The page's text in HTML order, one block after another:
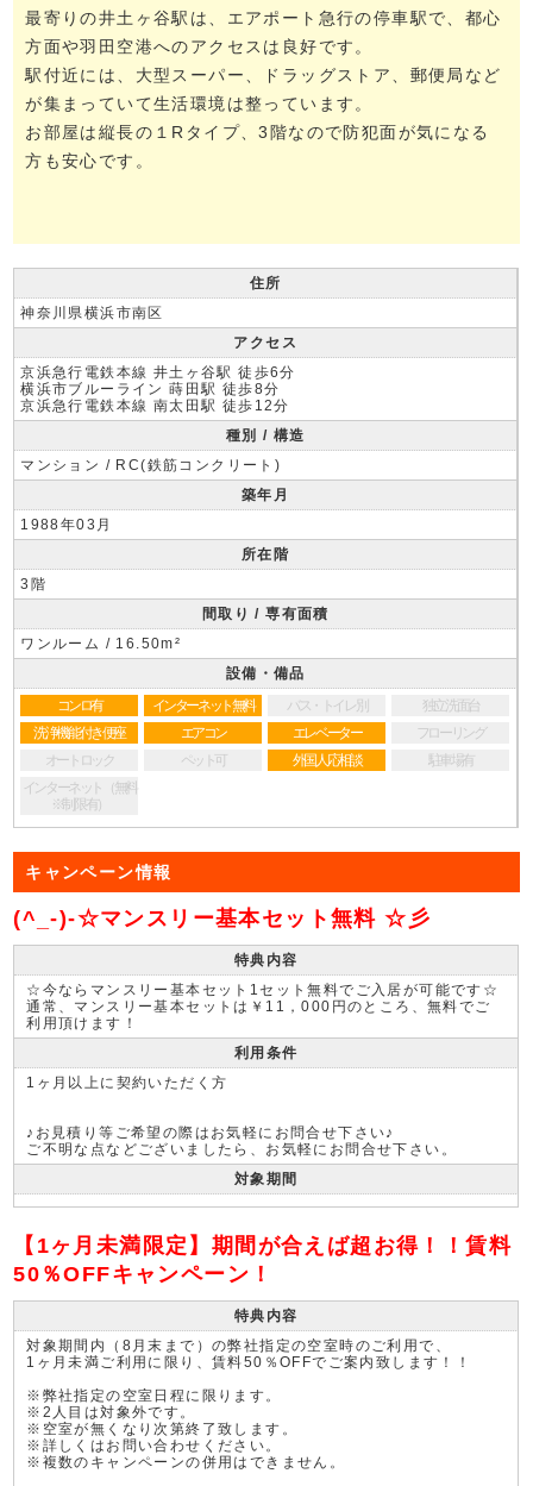
最寄りの井土ヶ谷駅は、エアポート急行の停車駅で、都心
方面や羽田空港へのアクセスは良好です。
駅付近には、大型スーパー、ドラッグストア、郵便局など
が集まっていて生活環境は整っています。
お部屋は縦長の１Rタイプ、3階なので防犯面が気になる
方も安心です。
住所
神奈川県横浜市南区
アクセス
京浜急行電鉄本線 井土ヶ谷駅 徒歩6分
横浜市ブルーライン 蒔田駅 徒歩8分
京浜急行電鉄本線 南太田駅 徒歩12分
種別 / 構造
マンション / RC(鉄筋コンクリート)
築年月
1988年03月
所在階
3階
間取り / 専有面積
ワンルーム / 16.50m²
設備・備品
コンロ有
インターネット無料 バス・トイレ別
独立洗面台
洗浄機能付き便座
エアコン エレベーター
フローリング
オートロック
ペット可 外国人応相談
駐車場有
インターネット（無料
※制限有）
キャンペーン情報
(^_-)-☆マンスリー基本セット無料 ☆彡
特典内容
☆今ならマンスリー基本セット1セット無料でご入居が可能です☆
通常、マンスリー基本セットは￥11，000円のところ、無料でご
利用頂けます！
利用条件
1ヶ月以上に契約いただく方
♪お見積り等ご希望の際はお気軽にお問合せ下さい♪
ご不明な点などございましたら、お気軽にお問合せ下さい。
対象期間
【1ヶ月未満限定】期間が合えば超お得！！賃料
50％OFFキャンペーン！
特典内容
対象期間内（8月末まで）の弊社指定の空室時のご利用で、
1ヶ月未満ご利用に限り、賃料50％OFFでご案内致します！！
※弊社指定の空室日程に限ります。
※2人目は対象外です。
※空室が無くなり次第終了致します。
※詳しくはお問い合わせください。
※複数のキャンペーンの併用はできません。